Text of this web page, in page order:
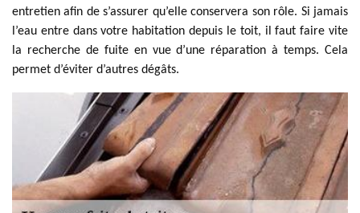
entretien afin de s’assurer qu’elle conservera son rôle. Si jamais
l’eau entre dans votre habitation depuis le toit, il faut faire vite
la recherche de fuite en vue d’une réparation à temps. Cela
permet d’éviter d’autres dégâts.